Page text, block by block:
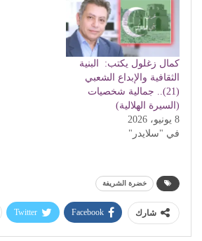
كمال زغلول يكتب: البنية
الثقافية والإبداع الشعبي
(21).. جمالية شخصيات
(السيرة الهلالية)
8 يونيو، 2026
في "سلايدر"
خضرة الشريفة
شارك Facebook
Twitter